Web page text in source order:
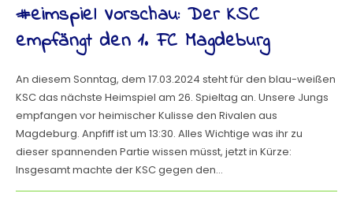
#eimspiel Vorschau: Der KSC
empfängt den 1. FC Magdeburg
An diesem Sonntag, dem 17.03.2024 steht für den blau-weißen
KSC das nächste Heimspiel am 26. Spieltag an. Unsere Jungs
empfangen vor heimischer Kulisse den Rivalen aus
Magdeburg. Anpfiff ist um 13:30. Alles Wichtige was ihr zu
dieser spannenden Partie wissen müsst, jetzt in Kürze:
Insgesamt machte der KSC gegen den…